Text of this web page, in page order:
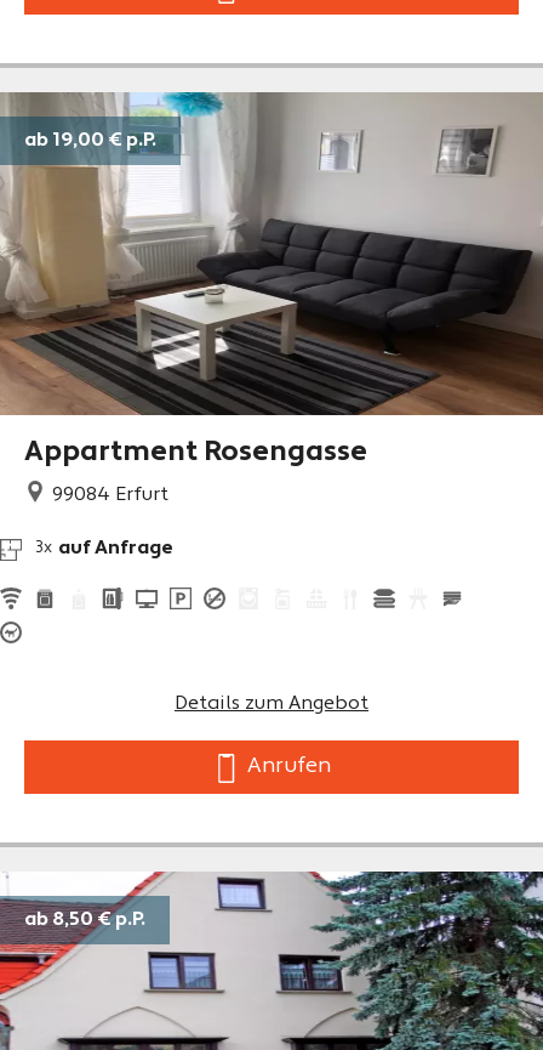
Appartment Rosengasse
99084 Erfurt
3x auf Anfrage
Details zum Angebot
Anrufen
ab 19,00 € p.P.
ab 8,50 € p.P.